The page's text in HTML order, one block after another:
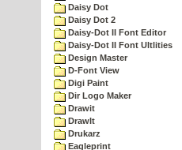
Daisy Dot
Daisy Dot 2
Daisy-Dot II Font Editor
Daisy-Dot II Font Ultlities
Design Master
D-Font View
Digi Paint
Dir Logo Maker
Drawit
DrawIt
Drukarz
Eagleprint